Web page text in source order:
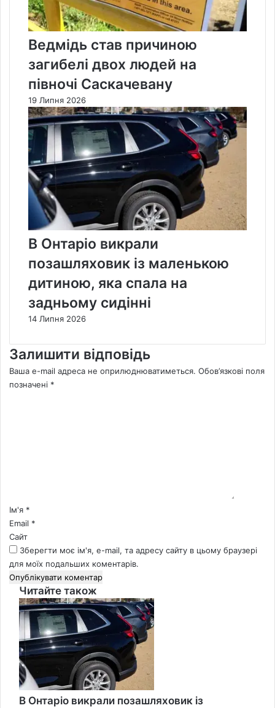
Ведмідь став причиною
загибелі двох людей на
півночі Саскачевану
19 Липня 2026
В Онтаріо викрали
позашляховик із маленькою
дитиною, яка спала на
задньому сидінні
14 Липня 2026
Залишити відповідь
Ваша e-mail адреса не оприлюднюватиметься. Обов’язкові поля
позначені *
*Ім'я *
Email *
Сайт
Зберегти моє ім'я, e-mail, та адресу сайту в цьому браузері
для моїх подальших коментарів.
Читайте також
Close
В Онтаріо викрали позашляховик із